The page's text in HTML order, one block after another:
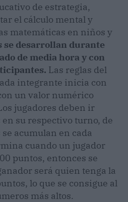
de estrategia,
el cálculo mental y
matemáticas en niños y
se desarrollan durante
de media hora y con
Las reglas del
integrante inicia con
un valor numérico
jugadores deben ir
su respectivo turno, de
acumulan en cada
cuando un jugador
puntos, entonces se
será quien tenga la
lo que se consigue al
más altos.